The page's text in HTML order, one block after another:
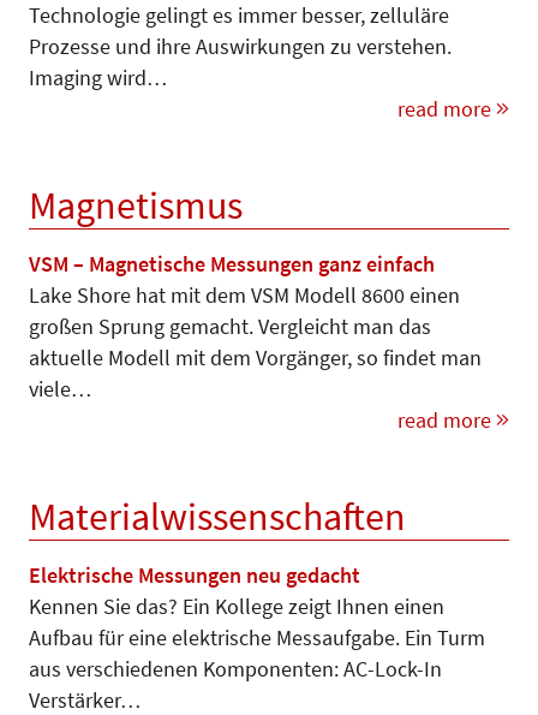
Technologie gelingt es immer besser, zelluläre
Prozesse und ihre Auswirkungen zu verstehen.
Imaging wird…
read more
Magnetismus
VSM – Magnetische Messungen ganz einfach
Lake Shore hat mit dem VSM Modell 8600 einen
großen Sprung gemacht. Vergleicht man das
aktuelle Modell mit dem Vorgänger, so findet man
viele…
read more
Materialwissenschaften
Elektrische Messungen neu gedacht
Kennen Sie das? Ein Kollege zeigt Ihnen einen
Aufbau für eine elektrische Messaufgabe. Ein Turm
aus verschiedenen Komponenten: AC-Lock-In
Verstärker…